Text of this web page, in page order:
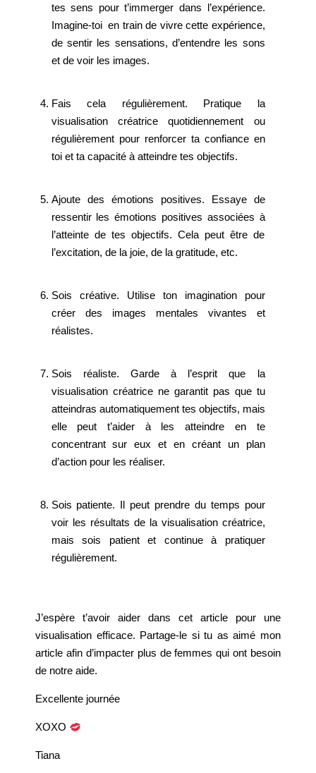
tes sens pour t’immerger dans l’expérience.
Imagine-toi en train de vivre cette expérience,
de sentir les sensations, d’entendre les sons
et de voir les images.
Fais cela régulièrement. Pratique la
visualisation créatrice quotidiennement ou
régulièrement pour renforcer ta confiance en
toi et ta capacité à atteindre tes objectifs.
Ajoute des émotions positives. Essaye de
ressentir les émotions positives associées à
l’atteinte de tes objectifs. Cela peut être de
l’excitation, de la joie, de la gratitude, etc.
Sois créative. Utilise ton imagination pour
créer des images mentales vivantes et
réalistes.
Sois réaliste. Garde à l’esprit que la
visualisation créatrice ne garantit pas que tu
atteindras automatiquement tes objectifs, mais
elle peut t’aider à les atteindre en te
concentrant sur eux et en créant un plan
d’action pour les réaliser.
Sois patiente. Il peut prendre du temps pour
voir les résultats de la visualisation créatrice,
mais sois patient et continue à pratiquer
régulièrement.
J’espère t’avoir aider dans cet article pour une
visualisation efficace. Partage-le si tu as aimé mon
article afin d’impacter plus de femmes qui ont besoin
de notre aide.
Excellente journée
XOXO
Tiana